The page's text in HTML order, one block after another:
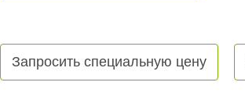
Запросить специальную цену